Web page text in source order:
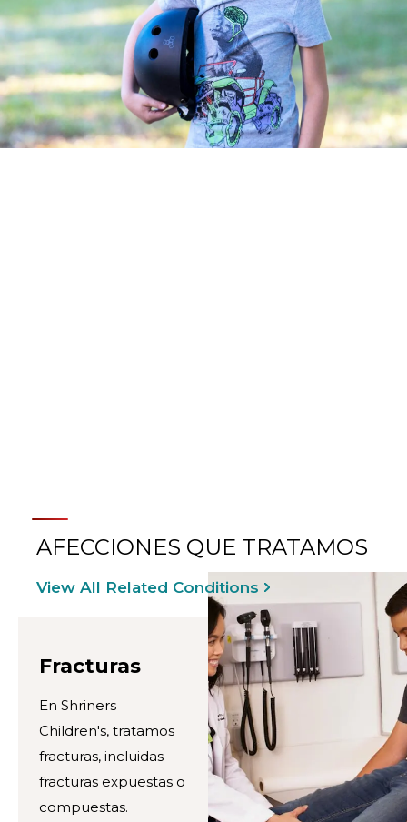
AFECCIONES QUE TRATAMOS
View All Related Conditions
Fracturas
En Shriners
Children's, tratamos
fracturas, incluidas
fracturas expuestas o
compuestas.